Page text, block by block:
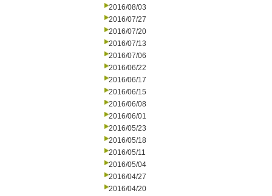
2016/08/03
2016/07/27
2016/07/20
2016/07/13
2016/07/06
2016/06/22
2016/06/17
2016/06/15
2016/06/08
2016/06/01
2016/05/23
2016/05/18
2016/05/11
2016/05/04
2016/04/27
2016/04/20